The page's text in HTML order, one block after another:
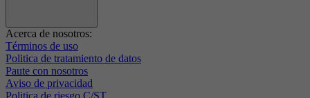
Acerca de nosotros:
Términos de uso
Politica de tratamiento de datos
Paute con nosotros
Aviso de privacidad